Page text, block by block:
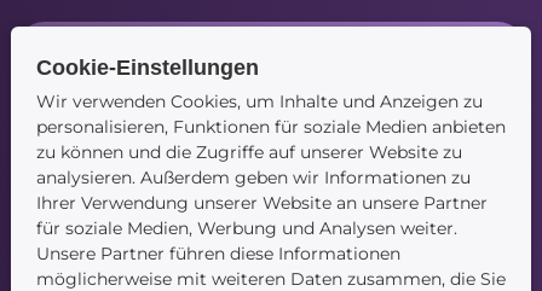
Navigation
Startseite
Blog
Kontakt
Cookie-Einstellungen
Wir verwenden Cookies, um Inhalte und Anzeigen zu
personalisieren, Funktionen für soziale Medien anbieten
zu können und die Zugriffe auf unserer Website zu
analysieren. Außerdem geben wir Informationen zu
Ihrer Verwendung unserer Website an unsere Partner
für soziale Medien, Werbung und Analysen weiter.
Unsere Partner führen diese Informationen
möglicherweise mit weiteren Daten zusammen, die Sie